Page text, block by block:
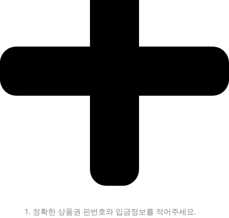
정확한 상품권 핀번호와 입금정보를 적어주세요.